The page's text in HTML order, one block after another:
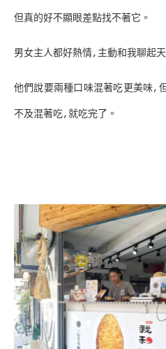
但真的好不顯眼差點找不著它。
男女主人都好熱情,主動和我聊起
他們說要兩種口味混著吃更美味,
不及混著吃,就吃完了。